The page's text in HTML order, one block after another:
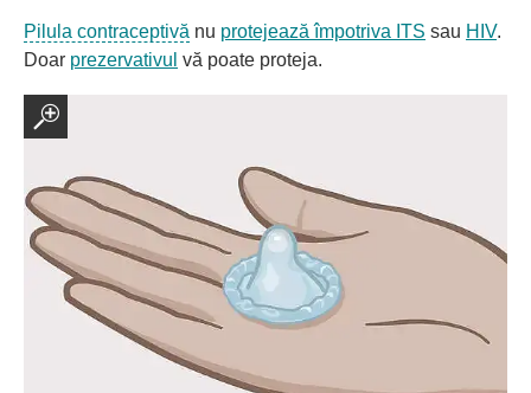
Pilula contraceptivă nu protejează împotriva ITS sau HIV.
Doar prezervativul vă poate proteja.